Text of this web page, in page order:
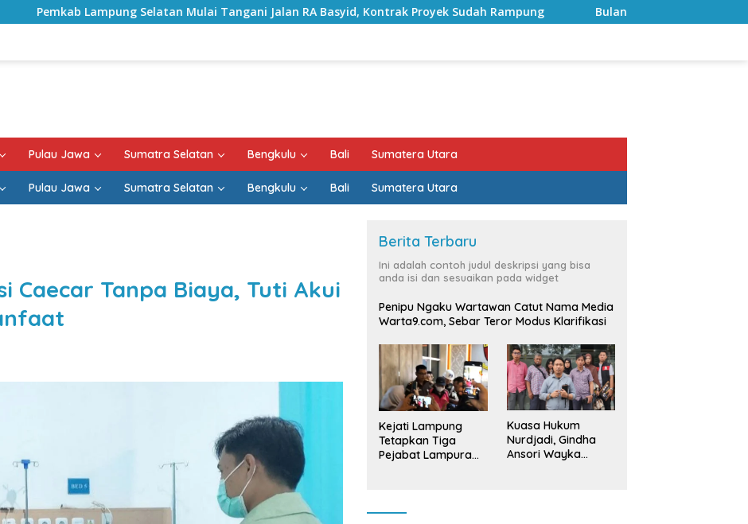
Selatan Mulai Tangani Jalan RA Basyid, Kontrak Proyek Sudah Rampung Bulan Kemerdekaan, Bupati Lampung Selatan
Pulau Jawa Sumatra Selatan Bengkulu Bali Sumatera Utara
Pulau Jawa Sumatra Selatan Bengkulu Bali Sumatera Utara
Caecar Tanpa Biaya, Tuti Akui
Berita Terbaru
Ini adalah contoh judul deskripsi yang bisa
anda isi dan sesuaikan pada widget
Penipu Ngaku Wartawan Catut Nama Media
Warta9.com, Sebar Teror Modus Klarifikasi
Kejati Lampung
Tetapkan Tiga
Pejabat Lampura
Kuasa Hukum
Nurdjadi, Gindha
Ansori Wayka